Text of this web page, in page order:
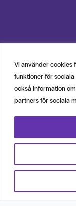
Vi använder cookies
funktioner för
också information
partners för sociala